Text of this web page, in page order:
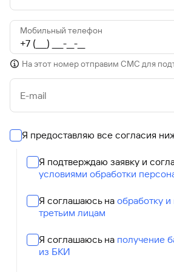
Мобильный телефон
На этот номер отправим СМС для
E-mail
Я предоставляю все согласия
Я подтверждаю заявку и
условиями обработки
Я соглашаюсь на обработку
третьим лицам
Я соглашаюсь на получение
из БКИ